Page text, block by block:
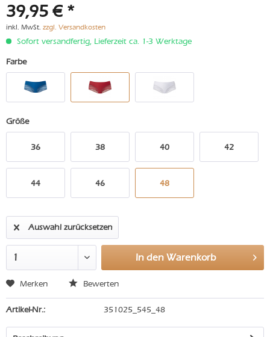
39,95 € *
inkl. MwSt. zzgl. Versandkosten
Sofort versandfertig, Lieferzeit ca. 1-3 Werktage
Farbe
Größe
36 38 40 42
44 46 48
Auswahl zurücksetzen
In den Warenkorb
Merken Bewerten
Artikel-Nr.: 351025_545_48